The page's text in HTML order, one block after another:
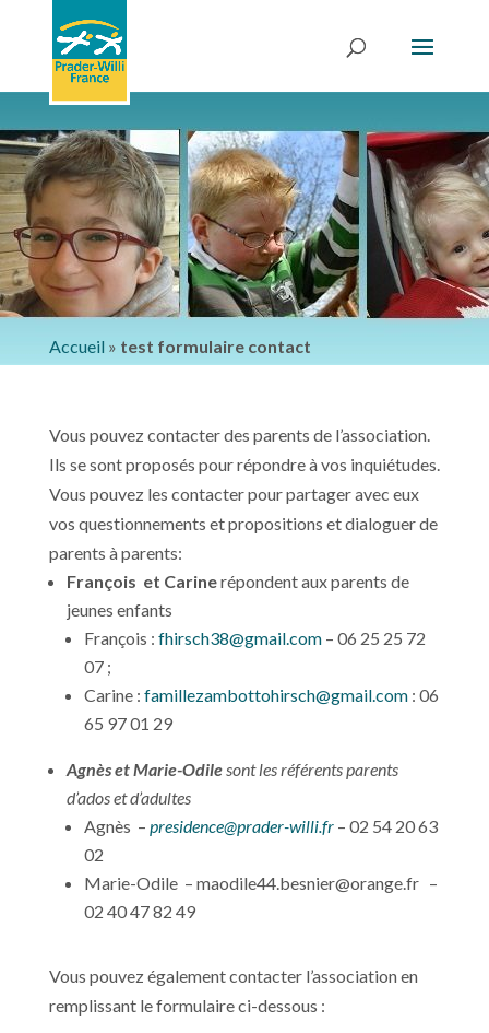
Accueil » test formulaire contact
Vous pouvez contacter des parents de l’association.
Ils se sont proposés pour répondre à vos inquiétudes.
Vous pouvez les contacter pour partager avec eux
vos questionnements et propositions et dialoguer de
parents à parents:
François et Carinerépondent aux parents de
jeunes enfants
François : fhirsch38@gmail.com– 06 25 25 72
07 ;
Carine : famillezambottohirsch@gmail.com: 06
65 97 01 29
Agnès et Marie-Odilesont les référents parents
d’ados et d’adultes
Agnès – presidence@prader-willi.fr– 02 54 20 63
02
Marie-Odile – maodile44.besnier@orange.fr–
02 40 47 82 49
Vous pouvez également contacter l’association en
remplissant le formulaire ci-dessous :